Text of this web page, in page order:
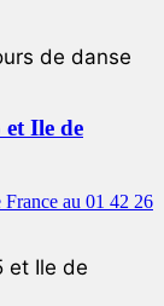
de danse
Ile de
et Ile de